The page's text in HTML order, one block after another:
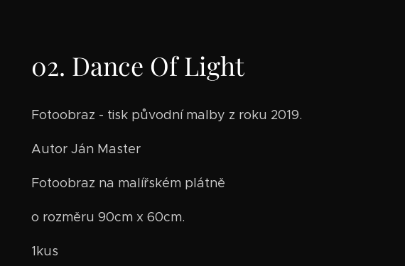
02. Dance Of Light
Fotoobraz - tisk původní malby z roku 2019.
Autor Ján Master
Fotoobraz na malířském plátně
o rozměru 90cm x 60cm.
1kus